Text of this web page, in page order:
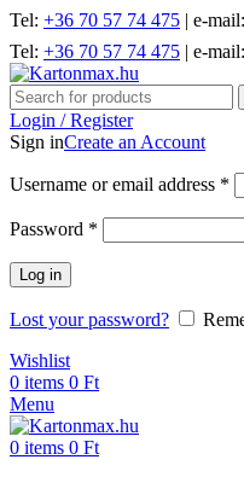
Tel: +36 70 57 74 475 | e-mail:
Tel: +36 70 57 74 475 | e-mail:
Login / Register
Sign inCreate an Account
Username or email address *
Password *
Log in
Lost your password?
Wishlist
0 items 0 Ft
Menu
0 items 0 Ft